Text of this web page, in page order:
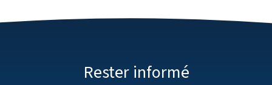
Rester informé